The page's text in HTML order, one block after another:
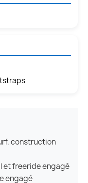
construction
et freeride engagé
engagé